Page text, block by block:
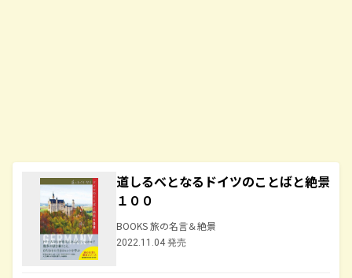
道しるべとなるドイツのことばと絶景
１００
BOOKS 旅の名言＆絶景
2022.11.04 発売